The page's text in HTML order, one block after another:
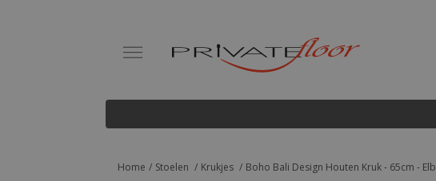
Home Stoelen Krukjes Boho Bali Design Houten Kruk - 65cm - Elb